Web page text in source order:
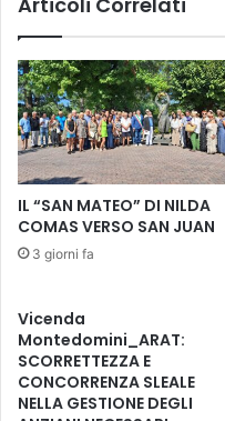
N
V
I
A
D
E
L
M
O
N
O
P
E
m
i
n
e
l
b
o
r
g
o
L
’
A
m
IL “SAN MATEO” DI NILDA
COMAS VERSO SAN JUAN
3 giorni fa
Vicenda
Montedomini_ARAT:
SCORRETTEZZA E
CONCORRENZA SLEALE
NELLA GESTIONE DEGLI